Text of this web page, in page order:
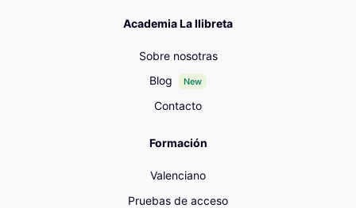
Academia La llibreta
Sobre nosotras
Blog
New
Contacto
Formación
Valenciano
Pruebas de acceso